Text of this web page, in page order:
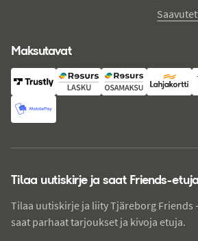
Maksutavat
Tilaa uutiskirje ja saat Friends-etuja
Tilaa uutiskirje ja liity Tjäreborg Friends
saat parhaat tarjoukset ja kivoja etuja.